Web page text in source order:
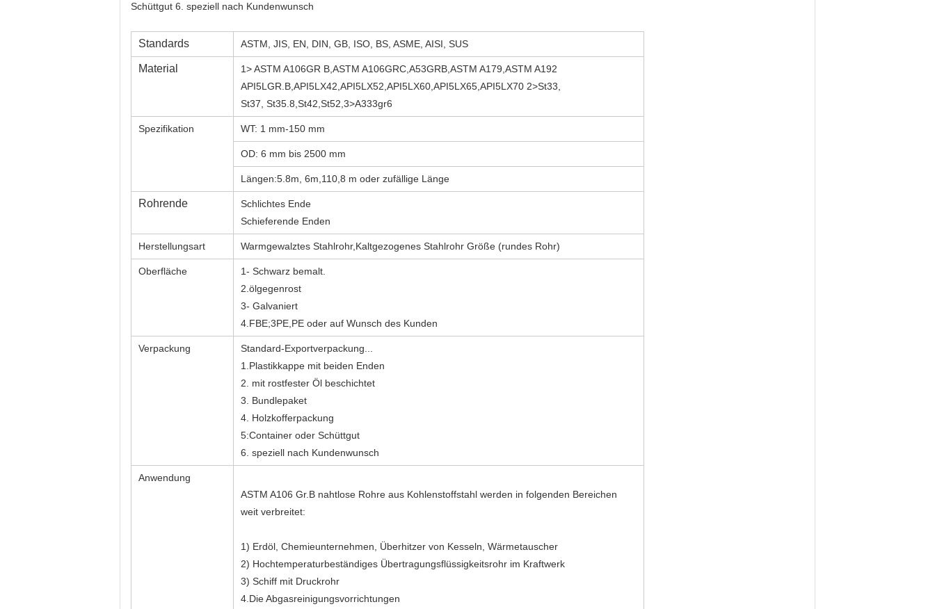
Schüttgut 6. speziell nach Kundenwunsch
Standards ASTM, JIS, EN, DIN, GB, ISO, BS, ASME, AISI, SUS
Material
1> ASTM A106GR B,ASTM A106GRC,A53GRB,ASTM A179,ASTM A192
API5LGR.B,API5LX42,API5LX52,API5LX60,API5LX65,API5LX70 2>St33,
St37, St35.8,St42,St52,3>A333gr6
Spezifikation WT: 1 mm-150 mm
OD: 6 mm bis 2500 mm
Längen:5.8m, 6m,110,8 m oder zufällige Länge
Rohrende
Schlichtes Ende
Schieferende Enden
Herstellungsart Warmgewalztes Stahlrohr,Kaltgezogenes Stahlrohr Größe (rundes Rohr)
Oberfläche
1- Schwarz bemalt.
2.ölgegenrost
3- Galvaniert
4.FBE;3PE,PE oder auf Wunsch des Kunden
Verpackung
Standard-Exportverpackung...
1.Plastikkappe mit beiden Enden
2. mit rostfester Öl beschichtet
3. Bundlepaket
4. Holzkofferpackung
5:Container oder Schüttgut
6. speziell nach Kundenwunsch
Anwendung
ASTM A106 Gr.B nahtlose Rohre aus Kohlenstoffstahl werden in folgenden Bereichen
weit verbreitet:
1) Erdöl, Chemieunternehmen, Überhitzer von Kesseln, Wärmetauscher
2) Hochtemperaturbeständiges Übertragungsflüssigkeitsrohr im Kraftwerk
3) Schiff mit Druckrohr
4.Die Abgasreinigungsvorrichtungen